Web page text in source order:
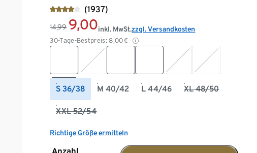
(1937)
14,99 9,00
30-Tage-Bestpreis: 8,00€
inkl. MwSt.zzgl. Versandkosten
S 36/38 M 40/42 L 44/46 XL 48/50
XXL 52/54
Richtige Größe ermitteln
Anzahl